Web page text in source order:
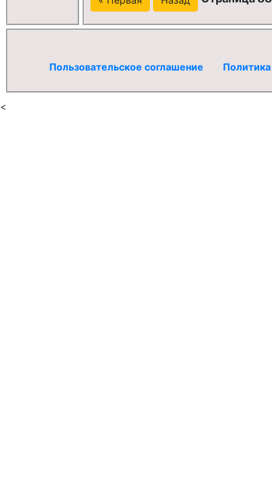
Пользовательское соглашение
<